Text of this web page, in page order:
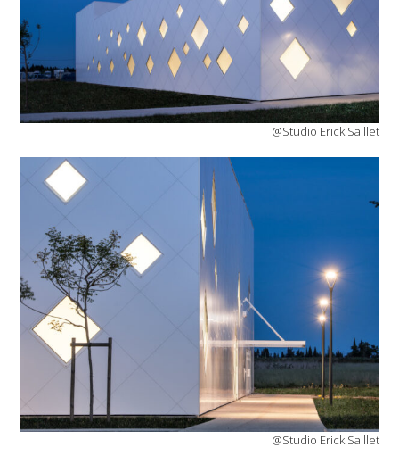
@Studio Erick Saillet
@Studio Erick Saillet